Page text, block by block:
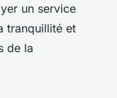
un service
tranquillité et
de la